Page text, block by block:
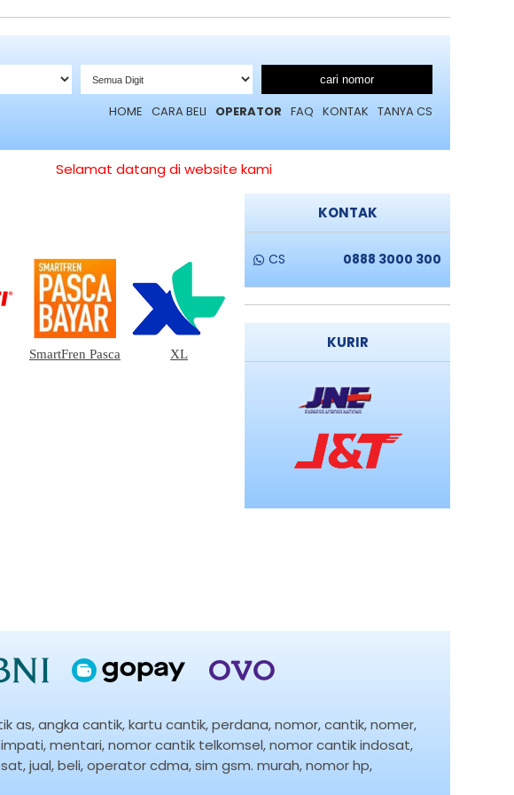
cari nomor
HOME CARA BELI OPERATOR FAQ KONTAK TANYA CS
Selamat datang di website kami
SmartFren Pasca XL
KONTAK
CS 0888 3000 300
KURIR
angka cantik, kartu cantik, perdana, nomor, cantik, nomer,
mentari, nomor cantik telkomsel, nomor cantik indosat,
jual, beli, operator cdma, sim gsm. murah, nomor hp,